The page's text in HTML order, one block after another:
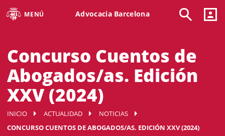
MENÚ Advocacia Barcelona
Concurso Cuentos de
Abogados/as. Edición
XXV (2024)
INICIO ACTUALIDAD
NOTICIAS
CONCURSO CUENTOS DE ABOGADOS/AS. EDICIÓN XXV (2024)